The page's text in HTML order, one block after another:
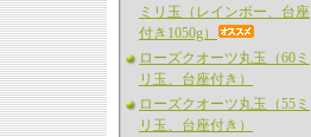
ミリ玉（レインボー、台座
付き1050g）
ローズクオーツ丸玉（60ミ
リ玉、台座付き）
ローズクオーツ丸玉（55ミ
リ玉、台座付き）